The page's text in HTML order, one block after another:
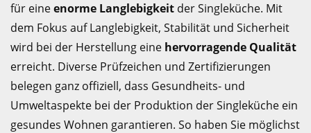
für eineenorme Langlebigkeit der Singleküche. Mit
dem Fokus auf Langlebigkeit, Stabilität und Sicherheit
wird bei der Herstellung eine hervorragende Qualität
erreicht. Diverse Prüfzeichen und Zertifizierungen
belegen ganz offiziell, dass Gesundheits- und
Umweltaspekte bei der Produktion der Singleküche ein
gesundes Wohnen garantieren. So haben Sie möglichst